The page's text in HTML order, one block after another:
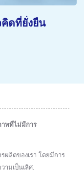
ะจกที่ไม่แตกหัก
าพที่ไม่มีการ
ผลิตของเรา โดยมีการ
ามเป็นเลิศ.